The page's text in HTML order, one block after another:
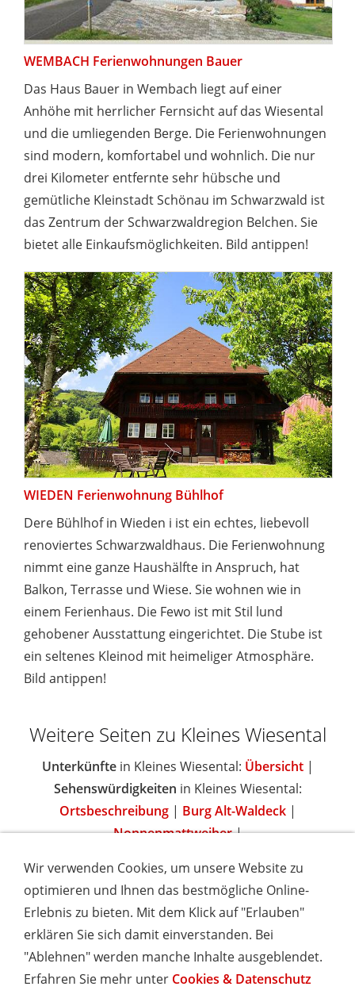
WEMBACH Ferienwohnungen Bauer
Das Haus Bauer in Wembach liegt auf einer
Anhöhe mit herrlicher Fernsicht auf das Wiesental
und die umliegenden Berge. Die Ferienwohnungen
sind modern, komfortabel und wohnlich. Die nur
drei Kilometer entfernte sehr hübsche und
gemütliche Kleinstadt Schönau im Schwarzwald ist
das Zentrum der Schwarzwaldregion Belchen. Sie
bietet alle Einkaufsmöglichkeiten. Bild antippen!
WIEDEN Ferienwohnung Bühlhof
Dere Bühlhof in Wieden i ist ein echtes, liebevoll
renoviertes Schwarzwaldhaus. Die Ferienwohnung
nimmt eine ganze Haushälfte in Anspruch, hat
Balkon, Terrasse und Wiese. Sie wohnen wie in
einem Ferienhaus. Die Fewo ist mit Stil lund
gehobener Ausstattung eingerichtet. Die Stube ist
ein seltenes Kleinod mit heimeliger Atmosphäre.
Bild antippen!
Weitere Seiten zu Kleines Wiesental
Unterkünfte in Kleines Wiesental: Übersicht|
Sehenswürdigkeiten in Kleines Wiesental:
Ortsbeschreibung| Burg Alt-Waldeck|
Nonnenmattweiher|
IMPRESSUM COOKIES & DATENSCHUTZ
AGB
TOURISMUSHELD
WISSENSWERT
NEWSLETTER
Hotels und Ferienwohnungen im Schwarzwald - Urlaub in
Wir verwenden Cookies, um unsere Website zu
optimieren und Ihnen das bestmögliche Online-
Erlebnis zu bieten. Mit dem Klick auf "Erlauben"
erklären Sie sich damit einverstanden. Bei
"Ablehnen" werden manche Inhalte ausgeblendet.
Erfahren Sie mehr unter Cookies & Datenschutz